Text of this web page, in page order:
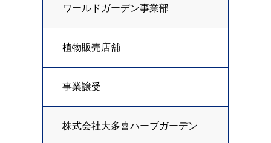
ワールドガーデン事業部
植物販売店舗
事業譲受
株式会社大多喜ハーブガーデン